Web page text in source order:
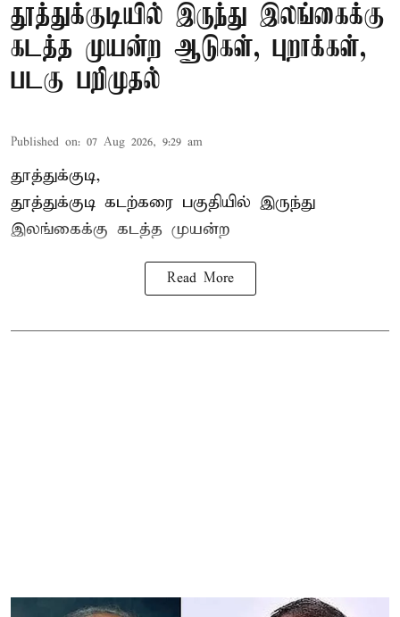
தூத்துக்குடியில் இருந்து இலங்கைக்கு
கடத்த முயன்ற ஆடுகள், புறாக்கள்,
படகு பறிமுதல்
Published on: 07 Aug 2026, 9:29 am
தூத்துக்குடி,
தூத்துக்குடி கடற்கரை பகுதியில் இருந்து
இலங்கைக்கு கடத்த முயன்ற
Read More